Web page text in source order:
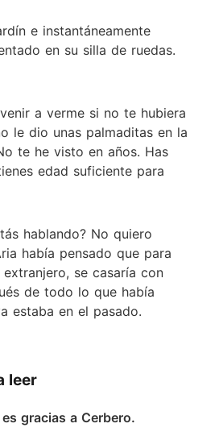
e instantáneamente
en su silla de ruedas.
a verme si no te hubiera
le dio unas palmaditas en la
te he visto en años. Has
edad suficiente para
hablando? No quiero
había pensado que para
se casaría con
de todo lo que había
estaba en el pasado.
leer
gracias a Cerbero.